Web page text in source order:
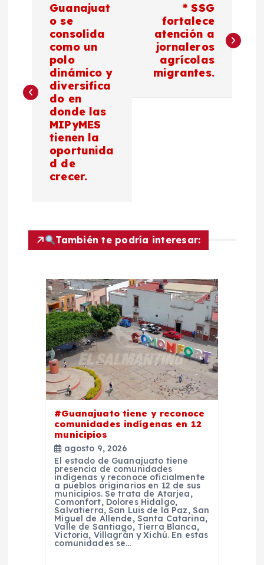
e
ó
n
Guanajuat
o se
consolida
como un
polo
dinámico y
diversifica
do en
donde las
MIPyMES
tienen la
oportunida
d de
crecer.
* SSG
fortalece
atención a
jornaleros
agrícolas
migrantes.
También te podría interesar:
#Guanajuato tiene y reconoce
comunidades indígenas en 12
municipios
agosto 9, 2026
El estado de Guanajuato tiene
presencia de comunidades
indígenas y reconoce oficialmente
a pueblos originarios en 12 de sus
municipios. Se trata de Atarjea,
Comonfort, Dolores Hidalgo,
Salvatierra, San Luis de la Paz, San
Miguel de Allende, Santa Catarina,
Valle de Santiago, Tierra Blanca,
Victoria, Villagrán y Xichú. En estas
comunidades se…